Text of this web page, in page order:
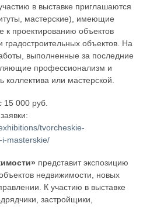
в выставке приглашаются
мастерские), имеющие
к проектированию объектов
градостроительных объектов. На
выполненные за последние
профессионализм и
коллектива или мастерской.
15 000 руб.
tvorcheskie-
masterskie/
представит экспозицию
недвижимости, новых
К участию в выставке
застройщики,